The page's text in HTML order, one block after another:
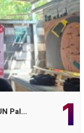
1
Pal…